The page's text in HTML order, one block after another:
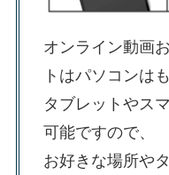
オンライン動画
トはパソコンは
タブレットやス
可能ですので、
お好きな場所や